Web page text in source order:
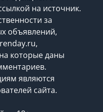
на источник.
за
объявлений,
которые даны
являются
сайта.